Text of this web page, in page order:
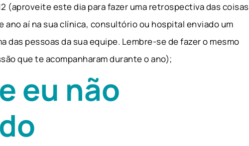
(aproveite este dia para fazer uma retrospectiva das coisas
ano aí na sua clínica, consultório ou hospital enviado um
das pessoas da sua equipe. Lembre-se de fazer o mesmo
que te acompanharam durante o ano);
eu não